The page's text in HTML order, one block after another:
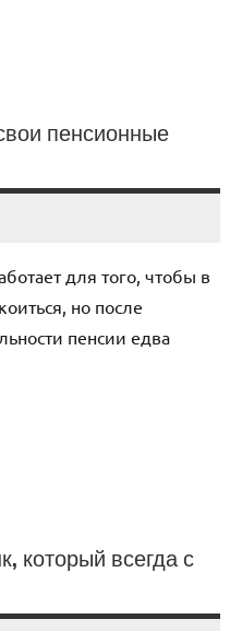
пенсионные
для того, чтобы в
но после
пенсии едва
который всегда с